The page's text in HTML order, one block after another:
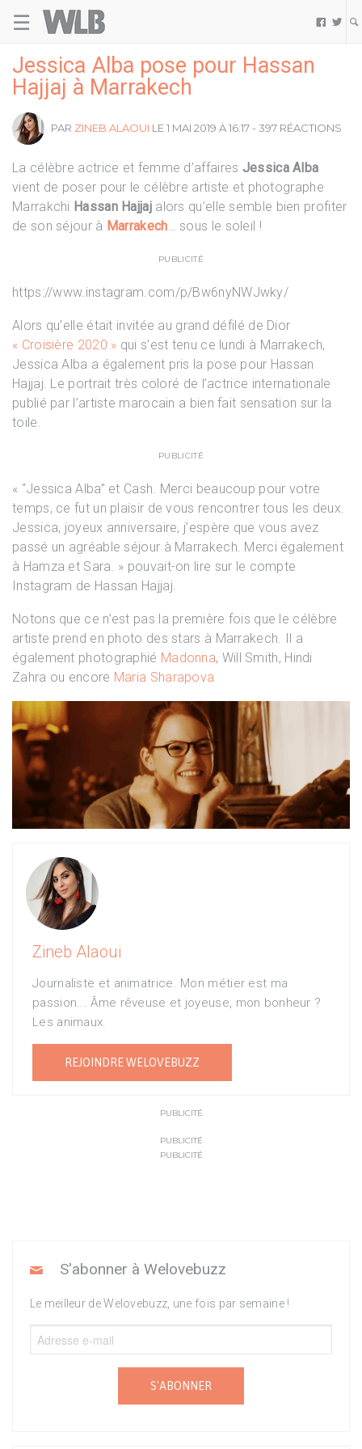
☰  
Jessica Alba pose pour Hassan
Hajjaj à Marrakech
PAR ZINEB ALAOUI LE 1 MAI 2019 À 16:17 - 397 RÉACTIONS
La célèbre actrice et femme d’affaires Jessica Alba
vient de poser pour le célèbre artiste et photographe
Marrakchi Hassan Hajjaj alors qu’elle semble bien profiter
de son séjour à Marrakech… sous le soleil !
PUBLICITÉ
https://www.instagram.com/p/Bw6nyNWJwky/
Alors qu’elle était invitée au grand défilé de Dior
« Croisière 2020 » qui s’est tenu ce lundi à Marrakech,
Jessica Alba a également pris la pose pour Hassan
Hajjaj. Le portrait très coloré de l’actrice internationale
publié par l’artiste marocain a bien fait sensation sur la
toile.
PUBLICITÉ
« “Jessica Alba” et Cash. Merci beaucoup pour votre
temps, ce fut un plaisir de vous rencontrer tous les deux.
Jessica, joyeux anniversaire, j’espère que vous avez
passé un agréable séjour à Marrakech. Merci également
à Hamza et Sara. » pouvait-on lire sur le compte
Instagram de Hassan Hajjaj.
Notons que ce n’est pas la première fois que le célèbre
artiste prend en photo des stars à Marrakech. Il a
également photographié Madonna, Will Smith, Hindi
Zahra ou encore Maria Sharapova
Zineb Alaoui
Journaliste et animatrice. Mon métier est ma
passion... Âme rêveuse et joyeuse, mon bonheur ?
Les animaux.
REJOINDRE WELOVEBUZZ
PUBLICITÉ
PUBLICITÉ
PUBLICITÉ
S'abonner à Welovebuzz
Le meilleur de Welovebuzz, une fois par semaine !
S'ABONNER